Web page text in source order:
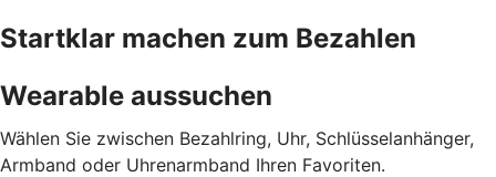
Startklar machen zum Bezahlen
Wearable aussuchen
Wählen Sie zwischen Bezahlring, Uhr, Schlüsselanhänger,
Armband oder Uhrenarmband Ihren Favoriten.